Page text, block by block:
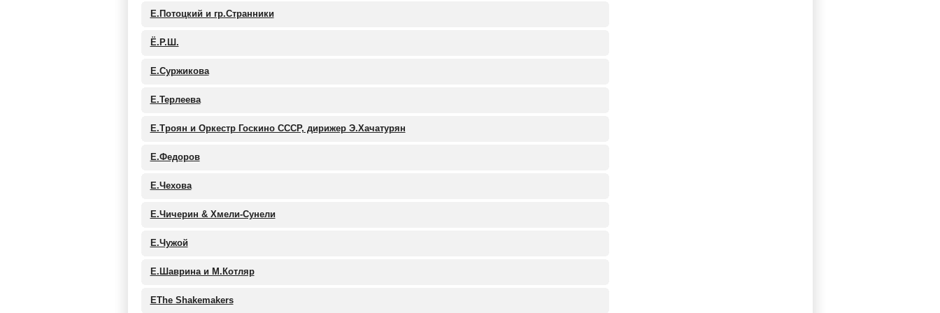
Е.Потоцкий и гр.Странники
Ё.Р.Ш.
Е.Суржикова
Е.Терлеева
Е.Троян и Оркестр Госкино СССР, дирижер Э.Хачатурян
Е.Федоров
Е.Чехова
Е.Чичерин & Хмели-Сунели
Е.Чужой
Е.Шаврина и М.Котляр
ЕThe Shakemakers